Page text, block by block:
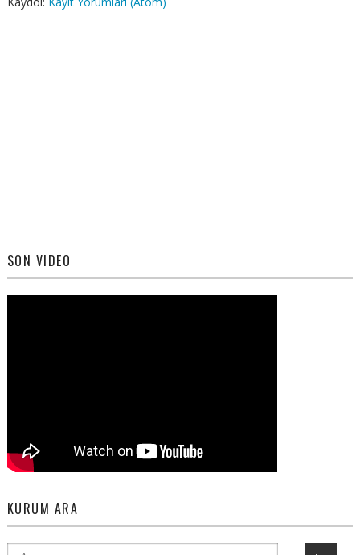
SON VIDEO
KURUM ARA